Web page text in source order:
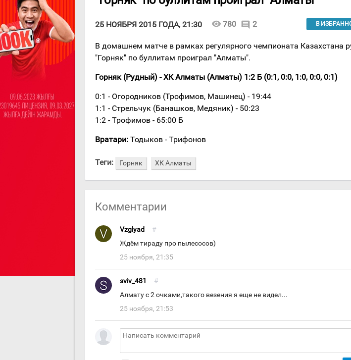
25 НОЯБРЯ 2015 ГОДА, 21:30 visibility 780 comment 2 В
В домашнем матче в рамках регулярного чемпионата Казахстана
"Горняк" по буллитам проиграл "Алматы".
Горняк (Рудный) - ХК Алматы (Алматы) 1:2 Б (0:1, 0:0, 1:0, 0:0, 0:1)
0:1 - Огородников (Трофимов, Машинец) - 19:44
1:1 - Стрельчук (Банашков, Медяник) - 50:23
1:2 - Трофимов - 65:00 Б
Вратари: Тодыков - Трифонов
Теги: Горняк ХК Алматы
Комментарии
Vzglyad #
Ждём тираду про пылесосов)
25 ноября, 21:35
sviv_481 #
Алмату с 2 очками,такого везения я еще не видел...
25 ноября, 21:53